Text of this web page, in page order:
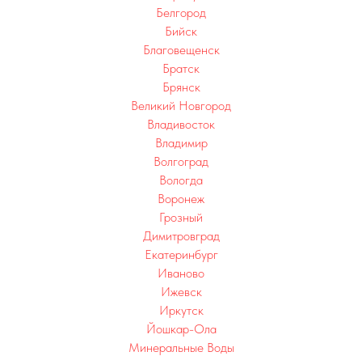
Белгород
Бийск
Благовещенск
Братск
Брянск
Великий Новгород
Владивосток
Владимир
Волгоград
Вологда
Воронеж
Грозный
Димитровград
Екатеринбург
Иваново
Ижевск
Иркутск
Йошкар-Ола
Минеральные Воды